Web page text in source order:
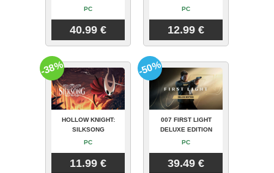
PC
40.99 €
PC
12.99 €
HOLLOW KNIGHT:
SILKSONG
PC
11.99 €
-38%
007 FIRST LIGHT
DELUXE EDITION
PC
39.49 €
-50%